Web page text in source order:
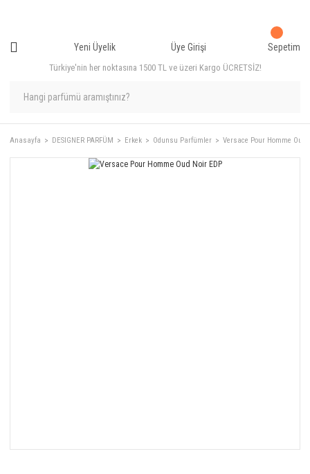
Türkiye'nin her noktasına 1500 TL ve üzeri Kargo ÜCRETSİZ!
Yeni Üyelik Üye Girişi Sepetim
Anasayfa DESIGNER PARFÜM Erkek Odunsu Parfümler Versace Pour Homme Oud